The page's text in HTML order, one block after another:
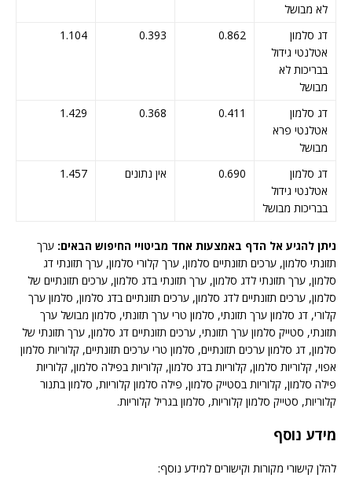
לא מבושל
דג סלמון
אטלנטי גידול
בבריכות לא
מבושל
0.862
0.393
1.104
דג סלמון
אטלנטי פרא
מבושל
0.411
0.368
1.429
דג סלמון
אטלנטי גידול
בבריכות מבושל
0.690 אין נתונים 1.457
ניתן להגיע אל הדף באמצעות אחד מביטויי החיפוש הבאים: ערך
תזונתי סלמון, ערכים תזונתיים סלמון, ערך קלורי סלמון, ערך תזונתי דג
סלמון, ערך תזונתי לדג סלמון, ערך תזונתי בדג סלמון, ערכים תזונתיים של
סלמון, ערכים תזונתיים לדג סלמון, ערכים תזונתיים בדג סלמון, סלמון ערך
קלורי, דג סלמון ערך תזונתי, סלמון טרי ערך תזונתי, סלמון מבושל ערך
תזונתי, סטייק סלמון ערך תזונתי, ערכים תזונתיים דג סלמון, ערך תזונתי של
סלמון, דג סלמון ערכים תזונתיים, סלמון טרי ערכים תזונתיים, קלוריות סלמון
אפוי, קלוריות סלמון, קלוריות בדג סלמון, קלוריות בפילה סלמון, קלוריות
פילה סלמון, קלוריות בסטייק סלמון, פילה סלמון קלוריות, סלמון בתנור
קלוריות, סטייק סלמון קלוריות, סלמון בגריל קלוריות.
מידע נוסף
להלן קישורי מקורות וקישורים למידע נוסף: